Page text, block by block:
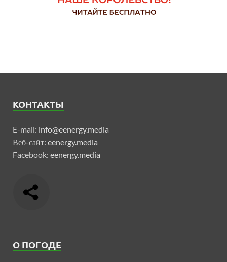
КОНТАКТЫ
E-mail: info@eenergy.media
Веб-сайт: eenergy.media
Facebook: eenergy.media
О ПОГОДЕ